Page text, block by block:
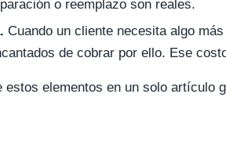
o reemplazo son reales.
Cuando un cliente necesita algo
de cobrar por ello. Ese
elementos en un solo artículo